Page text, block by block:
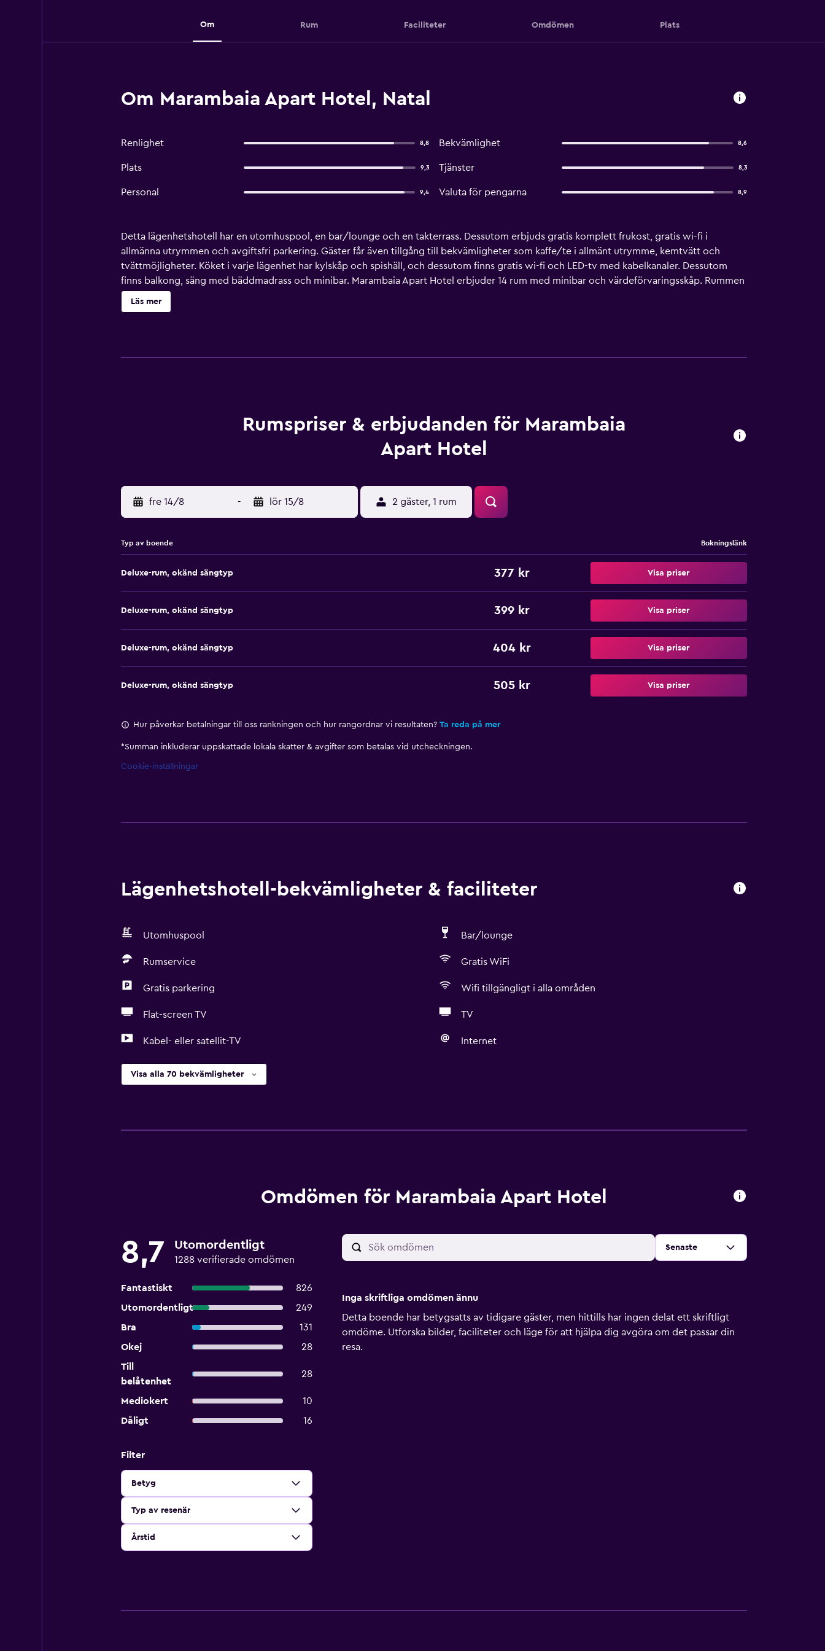
Om Rum Faciliteter Omdömen Plats
Om Marambaia Apart Hotel, Natal
Renlighet 8,8 Bekvämlighet 8,6
Plats 9,3 Tjänster 8,3
Personal 9,4 Valuta för pengarna 8,9
Detta lägenhetshotell har en utomhuspool, en bar/lounge och en takterrass. Dessutom erbjuds gratis komplett frukost, gratis wi-fi i
allmänna utrymmen och avgiftsfri parkering. Gäster får även tillgång till bekvämligheter som kaffe/te i allmänt utrymme, kemtvätt och
tvättmöjligheter. Köket i varje lägenhet har kylskåp och spishäll, och dessutom finns gratis wi-fi och LED-tv med kabelkanaler. Dessutom
finns balkong, säng med bäddmadrass och minibar. Marambaia Apart Hotel erbjuder 14 rum med minibar och värdeförvaringsskåp. Rummen
har balkonger. Sängarna har Select Comfort-madrasser. LED-tv med kabelkanaler. Rummen på detta lägenhetshotell med 3 stjärnor har kök
med kylskåp, spishäll och grytor/köksredskap. Badrummen har dusch och hårtorkar. Detta lägenhetshotell i Natal erbjuder sina gäster gratis
Läs mer
Rumspriser & erbjudanden för Marambaia
Apart Hotel
fre 14/8 - lör 15/8 2 gäster, 1 rum
Typ av boende Bokningslänk
Deluxe-rum, okänd sängtyp 377 kr Visa priser
Deluxe-rum, okänd sängtyp 399 kr Visa priser
Deluxe-rum, okänd sängtyp 404 kr Visa priser
Deluxe-rum, okänd sängtyp 505 kr Visa priser
Hur påverkar betalningar till oss rankningen och hur rangordnar vi resultaten? Ta reda på mer
*Summan inkluderar uppskattade lokala skatter & avgifter som betalas vid utcheckningen.
Cookie-inställningar
Lägenhetshotell-bekvämligheter & faciliteter
Utomhuspool Bar/lounge
Rumservice Gratis WiFi
Gratis parkering Wifi tillgängligt i alla områden
Flat-screen TV TV
Kabel- eller satellit-TV Internet
Visa alla 70 bekvämligheter
Omdömen för Marambaia Apart Hotel
8,7 Utomordentligt
1288 verifierade omdömen
Fantastiskt
826
Utomordentligt
249
Bra
131
Okej
28
Till
belåtenhet
28
Mediokert
10
Dåligt
16
Sortera efter
Senaste
Filter
Betyg
Typ av resenär
Årstid
Inga skriftliga omdömen ännu
Detta boende har betygsatts av tidigare gäster, men hittills har ingen delat ett skriftligt
omdöme. Utforska bilder, faciliteter och läge för att hjälpa dig avgöra om det passar din
resa.